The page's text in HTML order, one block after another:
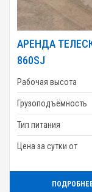
АРЕНДА
860SJ
Рабочая высота
Грузоподъёмность
Тип питания
Цена за сутки от